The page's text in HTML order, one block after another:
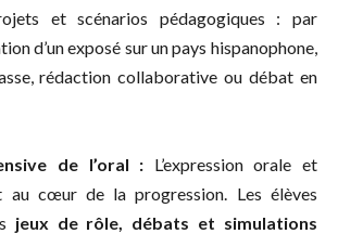
et scénarios pédagogiques : par
d’un exposé sur un pays hispanophone,
rédaction collaborative ou débat en
de l’oral : L’expression orale et
au cœur de la progression. Les élèves
jeux de rôle, débats et simulations